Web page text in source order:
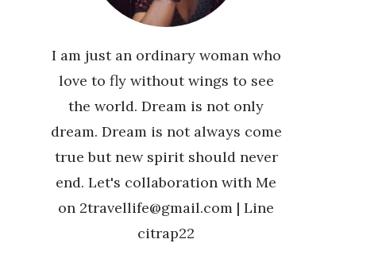
I am just an ordinary woman who
love to fly without wings to see
the world. Dream is not only
dream. Dream is not always come
true but new spirit should never
end. Let's collaboration with Me
on 2travellife@gmail.com | Line
citrap22